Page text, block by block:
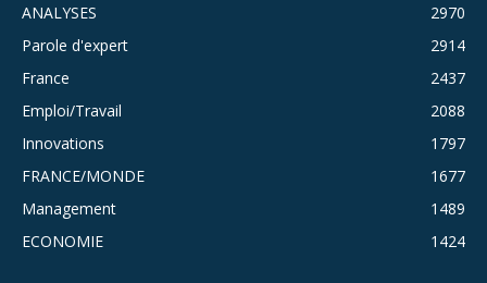
ANALYSES
2970
Parole d'expert
2914
France
2437
Emploi/Travail
2088
Innovations
1797
FRANCE/MONDE
1677
Management
1489
ECONOMIE
1424